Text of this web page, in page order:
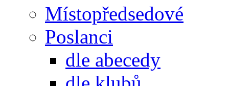
Místopředsedové
Poslanci
dle abecedy